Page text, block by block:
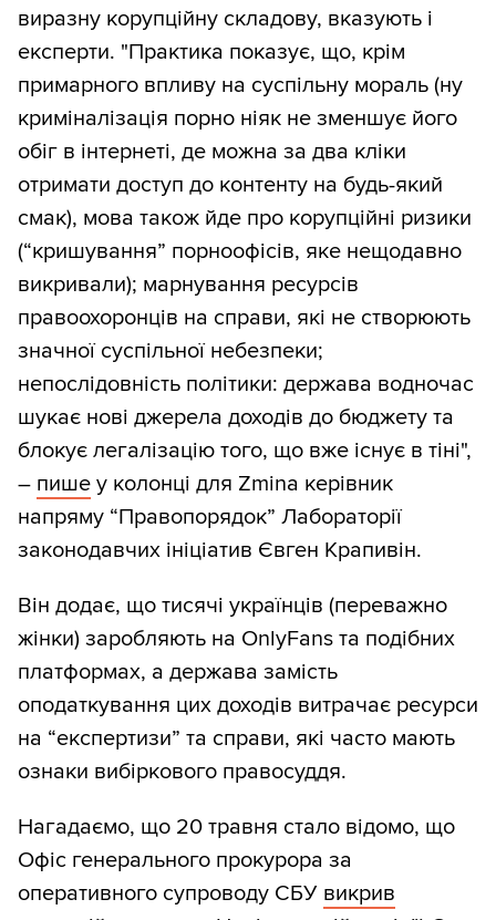
виразну корупційну складову, вказують і
експерти. "Практика показує, що, крім
примарного впливу на суспільну мораль (ну
криміналізація порно ніяк не зменшує його
обіг в інтернеті, де можна за два кліки
отримати доступ до контенту на будь-який
смак), мова також йде про корупційні ризики
(“кришування” порноофісів, яке нещодавно
викривали); марнування ресурсів
правоохоронців на справи, які не створюють
значної суспільної небезпеки;
непослідовність політики: держава водночас
шукає нові джерела доходів до бюджету та
блокує легалізацію того, що вже існує в тіні",
– пише у колонці для Zmina керівник
напряму “Правопорядок” Лабораторії
законодавчих ініціатив Євген Крапивін.
Він додає, що тисячі українців (переважно
жінки) заробляють на OnlyFans та подібних
платформах, а держава замість
оподаткування цих доходів витрачає ресурси
на “експертизи” та справи, які часто мають
ознаки вибіркового правосуддя.
Нагадаємо, що 20 травня стало відомо, що
Офіс генерального прокурора за
оперативного супроводу СБУ викрив